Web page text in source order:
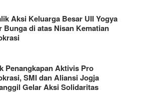
Aksi Keluarga Besar UII Yogya
Bunga di atas Nisan Kematian
Penangkapan Aktivis Pro
SMI dan Aliansi Jogja
Gelar Aksi Solidaritas